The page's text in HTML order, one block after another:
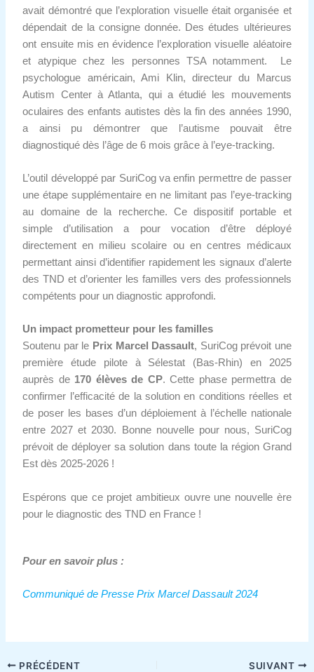
avait démontré que l’exploration visuelle était organisée et
dépendait de la consigne donnée. Des études ultérieures
ont ensuite mis en évidence l’exploration visuelle aléatoire
et atypique chez les personnes TSA notamment. Le
psychologue américain, Ami Klin, directeur du Marcus
Autism Center à Atlanta, qui a étudié les mouvements
oculaires des enfants autistes dès la fin des années 1990,
a ainsi pu démontrer que l’autisme pouvait être
diagnostiqué dès l’âge de 6 mois grâce à l’eye-tracking.
L’outil développé par SuriCog va enfin permettre de passer
une étape supplémentaire en ne limitant pas l’eye-tracking
au domaine de la recherche. Ce dispositif portable et
simple d’utilisation a pour vocation d’être déployé
directement en milieu scolaire ou en centres médicaux
permettant ainsi d’identifier rapidement les signaux d’alerte
des TND et d’orienter les familles vers des professionnels
compétents pour un diagnostic approfondi.
Un impact prometteur pour les familles
Soutenu par le Prix Marcel Dassault, SuriCog prévoit une
première étude pilote à Sélestat (Bas-Rhin) en 2025
auprès de 170 élèves de CP. Cette phase permettra de
confirmer l’efficacité de la solution en conditions réelles et
de poser les bases d’un déploiement à l’échelle nationale
entre 2027 et 2030. Bonne nouvelle pour nous, SuriCog
prévoit de déployer sa solution dans toute la région Grand
Est dès 2025-2026 !
Espérons que ce projet ambitieux ouvre une nouvelle ère
pour le diagnostic des TND en France !
Pour en savoir plus :
Communiqué de Presse Prix Marcel Dassault 2024
PRÉCÉDENT SUIVANT